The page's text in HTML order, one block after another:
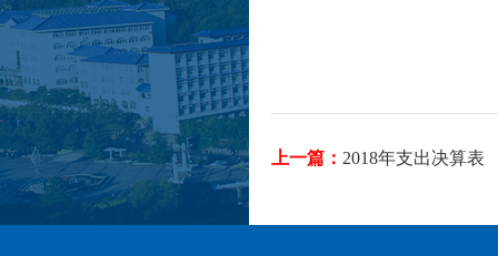
上一篇： 2018年支出决算表